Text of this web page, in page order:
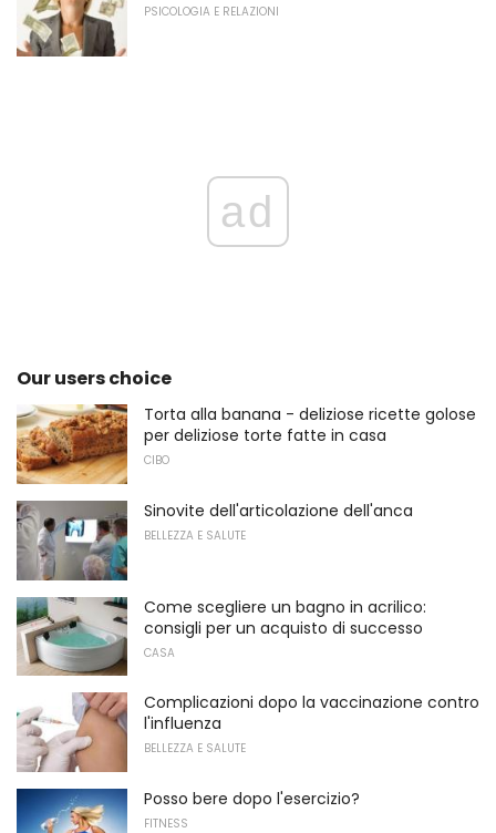
PSICOLOGIA E RELAZIONI
ad
Our users choice
Torta alla banana - deliziose ricette golose
per deliziose torte fatte in casa
CIBO
Sinovite dell'articolazione dell'anca
BELLEZZA E SALUTE
Come scegliere un bagno in acrilico:
consigli per un acquisto di successo
CASA
Complicazioni dopo la vaccinazione contro
l'influenza
BELLEZZA E SALUTE
Posso bere dopo l'esercizio?
FITNESS